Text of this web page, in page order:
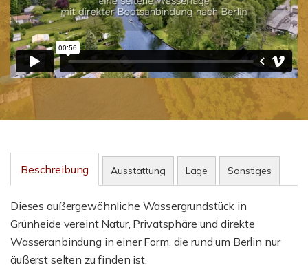
Beschreibung Ausstattung Lage Sonstiges
Dieses außergewöhnliche Wassergrundstück in
Grünheide vereint Natur, Privatsphäre und direkte
Wasseranbindung in einer Form, die rund um Berlin nur
äußerst selten zu finden ist.